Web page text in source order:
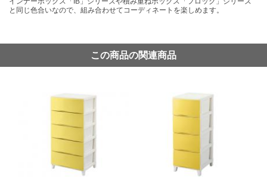
と同じ色合いなので、組み合わせてコーディネートを楽しめます。
この商品の関連商品